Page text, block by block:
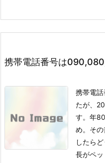
携帯電話番号は
携帯電
たが、
す。年
め。 そ
したら
長がペ